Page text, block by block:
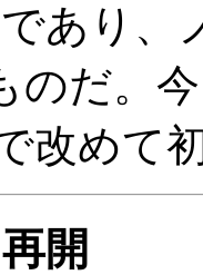
あり、
のだ。
改めて
開